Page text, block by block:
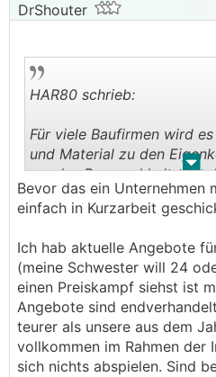
DrShouter
. .
HAR80 schrieb:
Für viele Baufirmen wird
und Material zu den
um das Personal halten
überhaupt noch da zu
der Preiskampf ja bereits
Bevor das ein Unternehmen
einfach in Kurzarbeit
Ich hab aktuelle Angebote
(meine Schwester will 24
einen Preiskampf siehst ist
Angebote sind
teurer als unsere aus dem
vollkommen im Rahmen der
sich nichts abspielen. Sind